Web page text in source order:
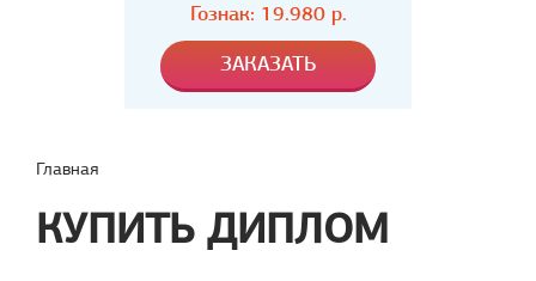
Гознак: 19.980 р.
Главная
КУПИТЬ ДИПЛОМ